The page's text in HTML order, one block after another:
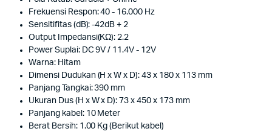
Frekuensi Respon: 40 - 16.000 Hz
Sensitifitas (dB): -42dB + 2
Output Impedansi(KΩ): 2.2
Power Suplai: DC 9V / 11.4V - 12V
Warna: Hitam
Dimensi Dudukan (H x W x D): 43 x 180 x 113 mm
Panjang Tangkai: 390 mm
Ukuran Dus (H x W x D): 73 x 450 x 173 mm
Panjang kabel: 10 Meter
Berat Bersih: 1.00 Kg (Berikut kabel)